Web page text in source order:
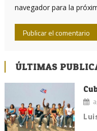
navegador para la
ÚLTIMAS